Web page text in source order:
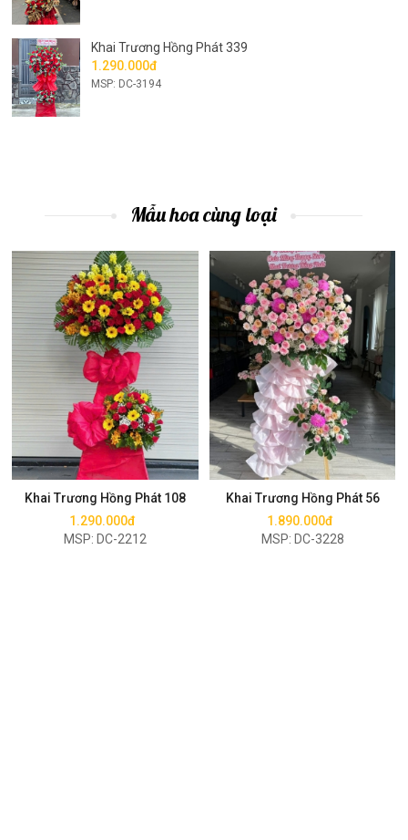
Khai Trương Hồng Phát 339
1.290.000đ
MSP: DC-3194
Mẫu hoa cùng loại
Khai Trương Hồng Phát 108
1.290.000đ
MSP: DC-2212
Mua ngay
Khai Trương Hồng Phát 56
1.890.000đ
MSP: DC-3228
Mua ngay